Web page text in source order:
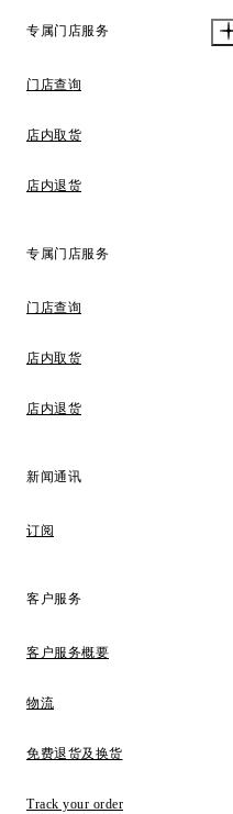
专属门店服务
门店查询
店内取货
店内退货
专属门店服务
门店查询
店内取货
店内退货
新闻通讯
订阅
客户服务
客户服务概要
物流
免费退货及换货
Track your order